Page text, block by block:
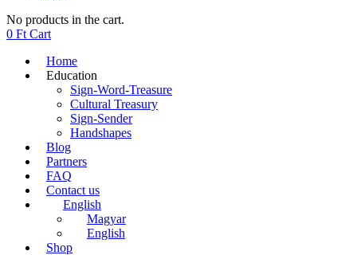
No products in the cart.
0 Ft Cart
Home
Education
Sign-Word-Treasure
Cultural Treasury
Sign-Sender
Handshapes
Blog
Partners
FAQ
Contact us
English
Magyar
English
Shop